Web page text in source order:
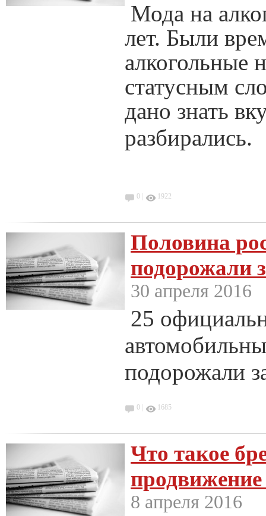
Мода на
лет. Были
алкогольные
статусным
дано знать
разбирались.
0 | 1922
Половина
подорожали
30 апреля 2016
25
подорожали
0 | 1685
Что такое
продвижение
8 апреля 2016